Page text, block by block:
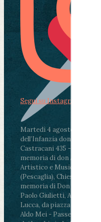
Martedì 4 agosto2026
dell’Infanzia don Aldo
Castracani 435 -
memoria di don Aldo Mei
Artistico e Musicale
(Pescaglia), Chiesa
memoria di Don Aldo Mei
Paolo Giulietti,
Lucca, da piazza San
Aldo Mei - Passeggiata
Segui su Instagram